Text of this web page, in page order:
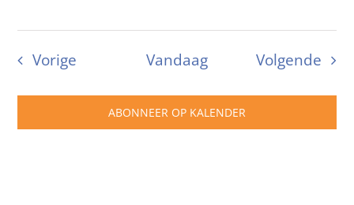
VorigeEvenementenVandaag Volgende
ABONNEER OP KALENDER